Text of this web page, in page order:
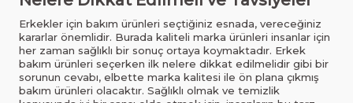
Erkekler için bakım ürünleri seçtiğiniz esnada, vereceğiniz
kararlar önemlidir. Burada kaliteli marka ürünleri insanlar için
her zaman sağlıklı bir sonuç ortaya koymaktadır. Erkek
bakım ürünleri seçerken ilk nelere dikkat edilmelidir gibi bir
sorunun cevabı, elbette marka kalitesi ile ön plana çıkmış
bakım ürünleri olacaktır. Sağlıklı olmak ve temizlik